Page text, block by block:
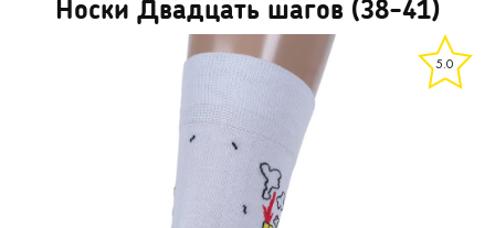
Носки Двадцать шагов (38-41)
5.0